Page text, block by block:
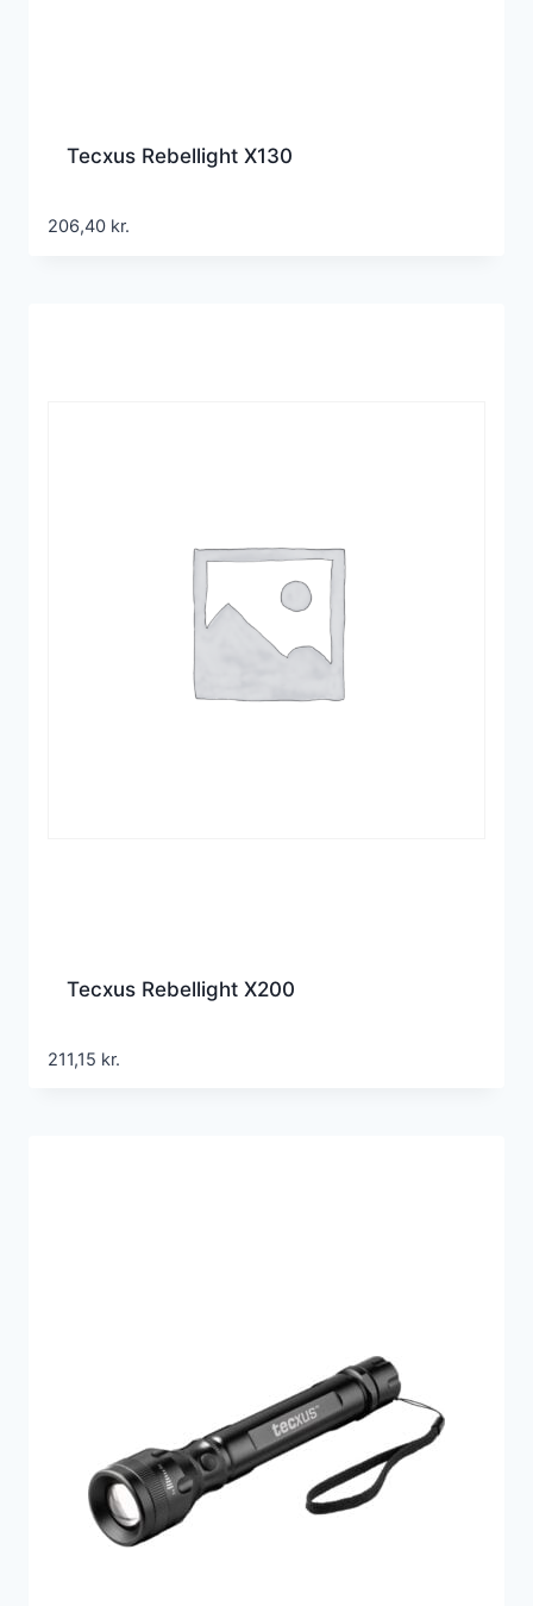
Tecxus Rebellight X130
206,40 kr.
Tecxus Rebellight X200
211,15 kr.